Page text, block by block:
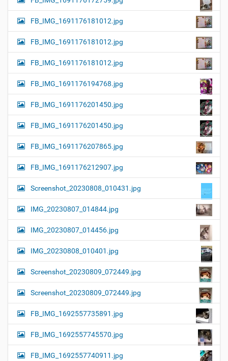
FB_IMG_1691176181012.jpg
FB_IMG_1691176181012.jpg
FB_IMG_1691176181012.jpg
FB_IMG_1691176194768.jpg
FB_IMG_1691176201450.jpg
FB_IMG_1691176201450.jpg
FB_IMG_1691176207865.jpg
FB_IMG_1691176212907.jpg
Screenshot_20230808_010431.jpg
IMG_20230807_014844.jpg
IMG_20230807_014456.jpg
IMG_20230808_010401.jpg
Screenshot_20230809_072449.jpg
Screenshot_20230809_072449.jpg
FB_IMG_1692557735891.jpg
FB_IMG_1692557745570.jpg
FB_IMG_1692557740911.jpg